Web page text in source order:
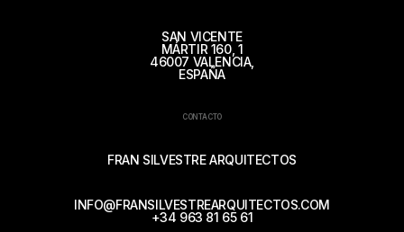
SAN VICENTE
MÁRTIR 160, 1
46007 VALENCIA,
ESPAÑA
CONTACTO
FRAN SILVESTRE ARQUITECTOS
INFO@FRANSILVESTREARQUITECTOS.COM
+34 963 81 65 61